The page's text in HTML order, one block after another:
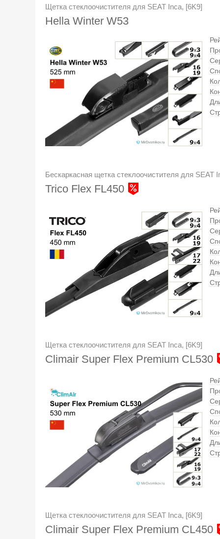
Щетка стеклоочистителя для SEAT Inca, [6K9]
Hella Winter W53
Бескаркасная щетка стеклоочистителя для SEAT
Trico Flex FL450
Щетка стеклоочистителя для SEAT Inca, [6K9]
Climair Super Flex Premium CL530
Щетка стеклоочистителя для SEAT Inca, [6K9]
Climair Super Flex Premium CL450